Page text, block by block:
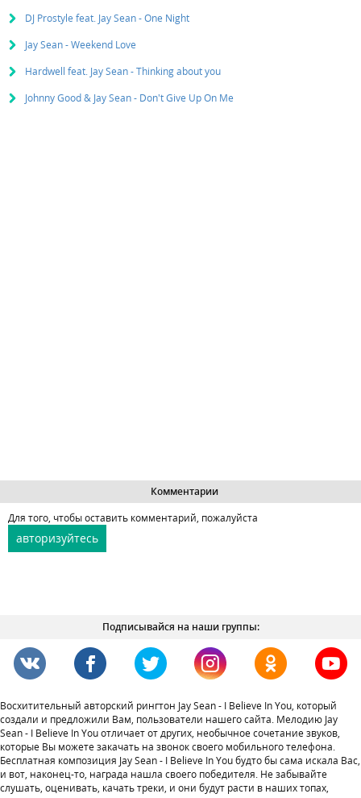
DJ Prostyle feat. Jay Sean - One Night
Jay Sean - Weekend Love
Hardwell feat. Jay Sean - Thinking about you
Johnny Good & Jay Sean - Don't Give Up On Me
Комментарии
Для того, чтобы оставить комментарий, пожалуйста
авторизуйтесь
Подписывайся на наши группы:
Восхитительный авторский рингтон Jay Sean - I Believe In You, который
создали и предложили Вам, пользователи нашего сайта. Мелодию Jay
Sean - I Believe In You отличает от других, необычное сочетание звуков,
которые Вы можете закачать на звонок своего мобильного телефона.
Бесплатная композиция Jay Sean - I Believe In You будто бы сама искала Вас,
и вот, наконец-то, награда нашла своего победителя. Не забывайте
слушать, оценивать, качать треки, и они будут расти в наших топах,